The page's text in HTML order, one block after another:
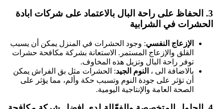
الحفاظ على راحة البالبالاعتماد على شركات ابادة
في الشرابية
الإزعاج النفسي: وجود الحشرات في المنزل يمكن أن يسبب
القلق والإزعاج المستمر. الاستعانة بشركة مكافحة حشرات
توفر راحة البال وتزيل هذه المخاوف.
بالاضافة الى ، النوم الجيد: الحشرات مثل بق الفراش يمكن
أن تؤثر على جودة النوم وتسبب حكة وألم، مما يؤثر على
الصحة العامة والإنتاجية اليومية.